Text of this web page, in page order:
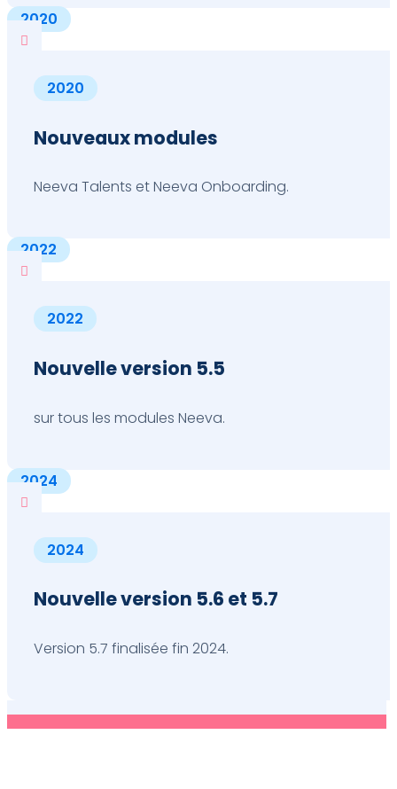
2020

2020
Nouveaux modules
Neeva Talents et Neeva Onboarding.
2022

2022
Nouvelle version 5.5
sur tous les modules Neeva.
2024

2024
Nouvelle version 5.6 et 5.7
Version 5.7 finalisée fin 2024.